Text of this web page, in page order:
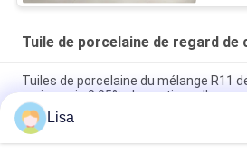
Tuile de porcelaine de regard de
Tuiles de porcelaine du mélange R11
moins puis 0,05% absorptions d'eau
Jet d'encre concret de catégorie des
décoratif D.C.A. imprimant 10mm
Lisa